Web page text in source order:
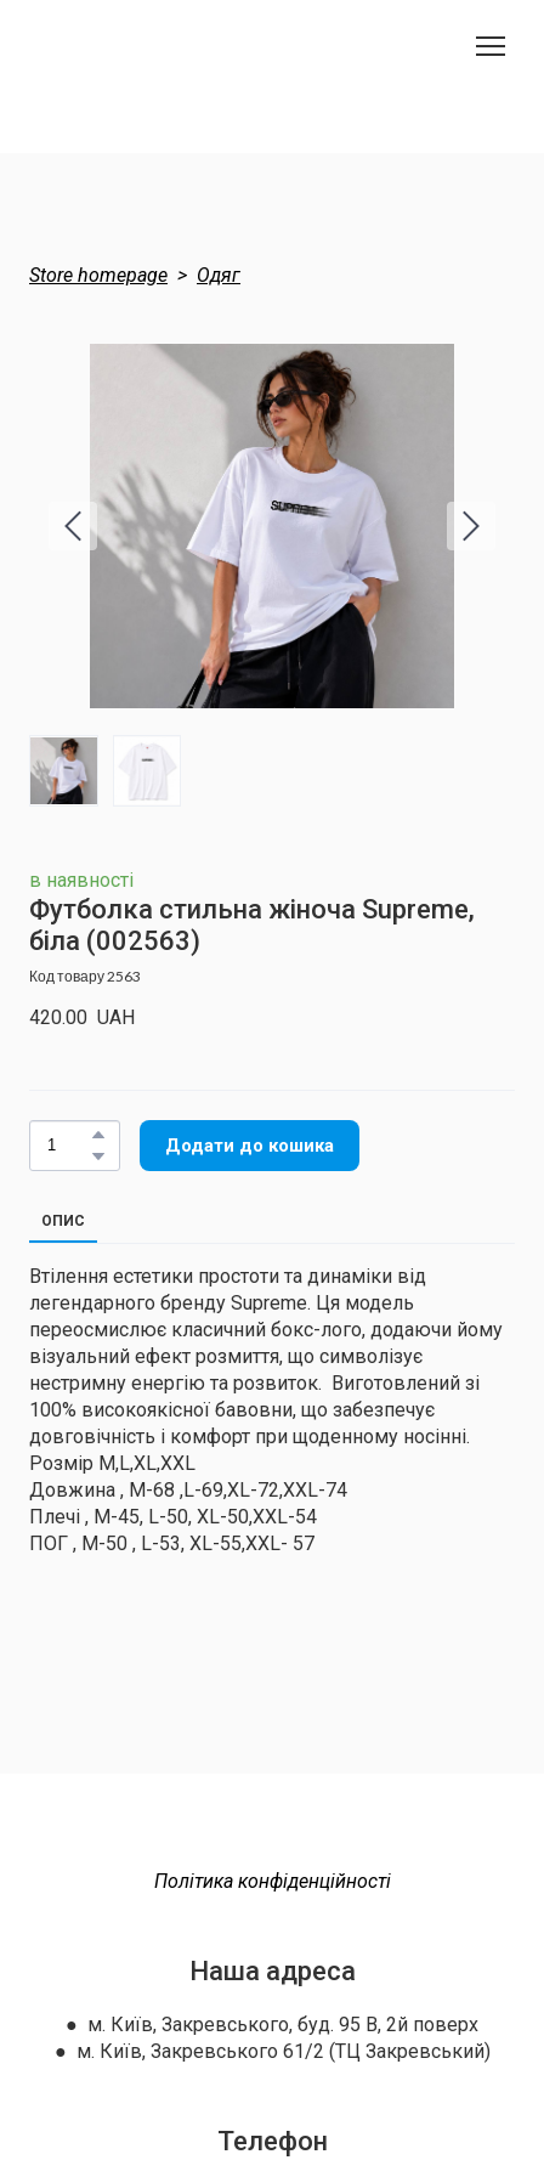
Store homepage Одяг
в наявності
Футболка стильна жіноча Supreme,
біла (002563)
Код товару 2563
420.00  UAH
Додати до кошика
ОПИС
Втілення естетики простоти та динаміки від
легендарного бренду Supreme. Ця модель
переосмислює класичний бокс-лого, додаючи йому
візуальний ефект розмиття, що символізує
нестримну енергію та розвиток. Виготовлений зі
100% високоякісної бавовни, що забезпечує
довговічність і комфорт при щоденному носінні.
Розмір M,L,XL,XXL
Довжина , M-68 ,L-69,XL-72,XXL-74
Плечі , M-45, L-50, XL-50,XXL-54
ПОГ , M-50 , L-53, XL-55,XXL- 57
Політика конфіденційності
Наша адреса
● м. Київ, Закревського, буд. 95 В, 2й поверх
● м. Київ, Закревського 61/2 (ТЦ Закревський)
Телефон